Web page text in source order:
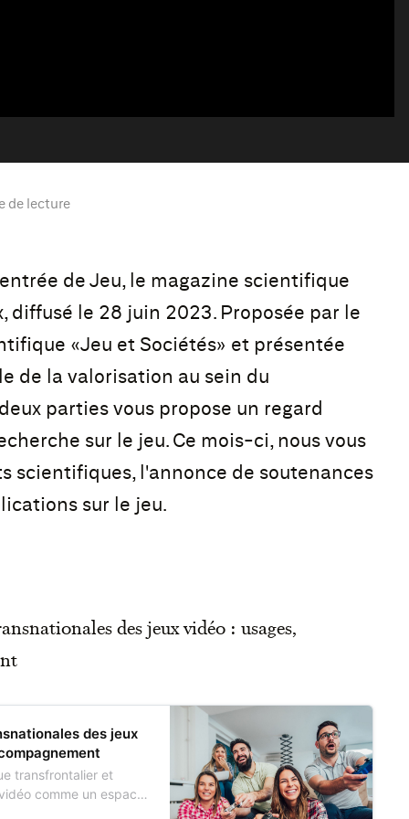
de lecture
de Jeu, le magazine scientifique
diffusé le 28 juin 2023. Proposée par le
«Jeu et Sociétés» et présentée
de la valorisation au sein du
parties vous propose un regard
sur le jeu. Ce mois-ci, nous vous
scientifiques, l'annonce de soutenances
sur le jeu.
des jeux vidéo : usages,
des jeux
transfrontalier et
comme un espace